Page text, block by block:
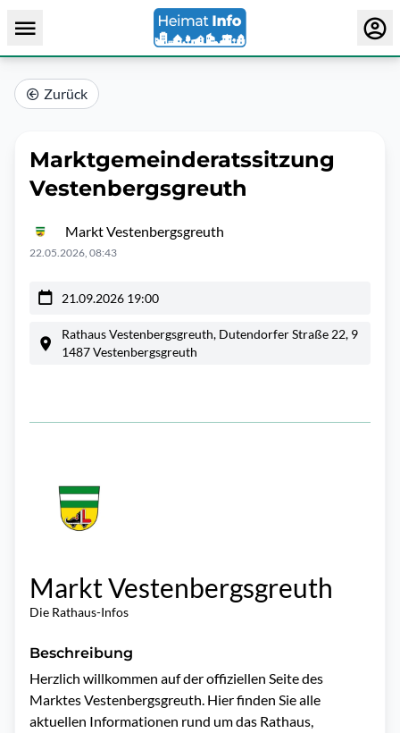
Zurück
Marktgemeinderatssitzung
Vestenbergsgreuth
Markt Vestenbergsgreuth
22.05.2026, 08:43
21.09.2026 19:00
Rathaus Vestenbergsgreuth, Dutendorfer Straße 22, 9
1487 Vestenbergsgreuth
Markt Vestenbergsgreuth
Die Rathaus-Infos
Beschreibung
Herzlich willkommen auf der offiziellen Seite des
Marktes Vestenbergsgreuth. Hier finden Sie alle
aktuellen Informationen rund um das Rathaus,